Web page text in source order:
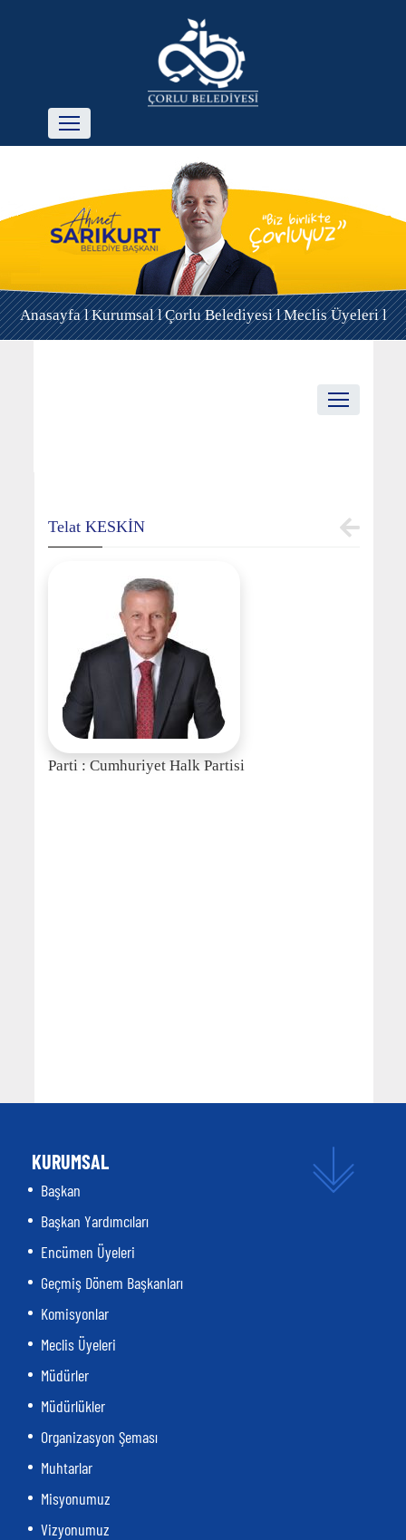
Anasayfa lKurumsal lÇorlu Belediyesi lMeclis Üyeleri l
Telat KESKİN
Parti : Cumhuriyet Halk Partisi
KURUMSAL
Başkan
Başkan Yardımcıları
Encümen Üyeleri
Geçmiş Dönem Başkanları
Komisyonlar
Meclis Üyeleri
Müdürler
Müdürlükler
Organizasyon Şeması
Muhtarlar
Misyonumuz
Vizyonumuz